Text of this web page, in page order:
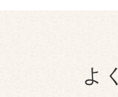
飛騨家具を設え
よ